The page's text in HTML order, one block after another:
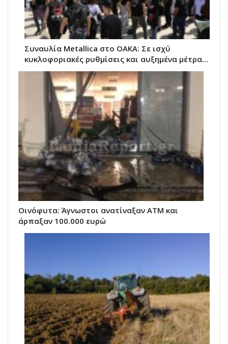
Συναυλία Metallica στο ΟΑΚΑ: Σε ισχύ
κυκλοφοριακές ρυθμίσεις και αυξημένα μέτρα…
Οινόφυτα: Άγνωστοι ανατίναξαν ΑΤΜ και
άρπαξαν 100.000 ευρώ